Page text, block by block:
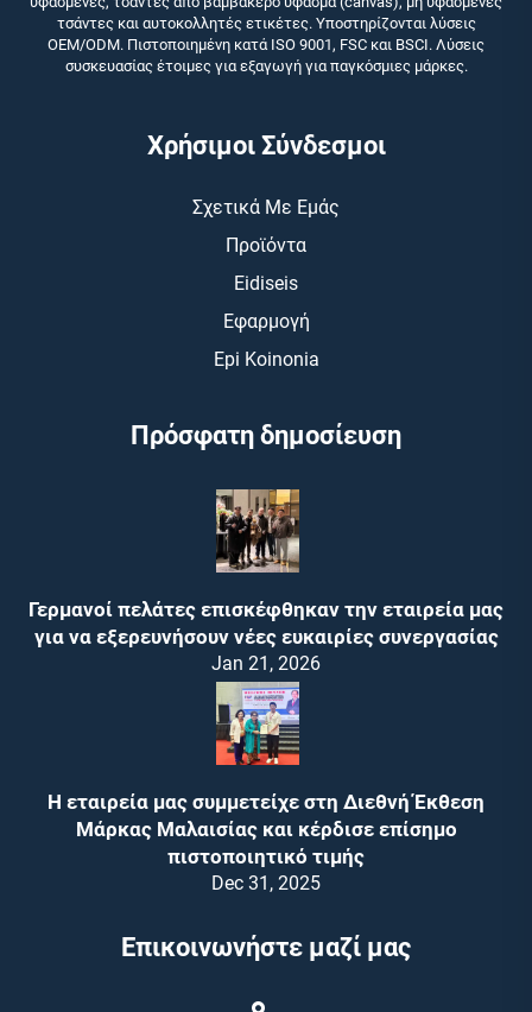
τσάντες και αυτοκολλητές ετικέτες. Υποστηρίζονται λύσεις
OEM/ODM. Πιστοποιημένη κατά ISO 9001, FSC και BSCI. Λύσεις
συσκευασίας έτοιμες για εξαγωγή για παγκόσμιες μάρκες.
Χρήσιμοι Σύνδεσμοι
Σχετικά Με Εμάς
Προϊόντα
Eidiseis
Εφαρμογή
Epi Koinonia
Πρόσφατη δημοσίευση
Γερμανοί πελάτες επισκέφθηκαν την εταιρεία μας
για να εξερευνήσουν νέες ευκαιρίες συνεργασίας
Jan 21, 2026
Η εταιρεία μας συμμετείχε στη Διεθνή Έκθεση
Μάρκας Μαλαισίας και κέρδισε επίσημο
πιστοποιητικό τιμής
Dec 31, 2025
Επικοινωνήστε μαζί μας